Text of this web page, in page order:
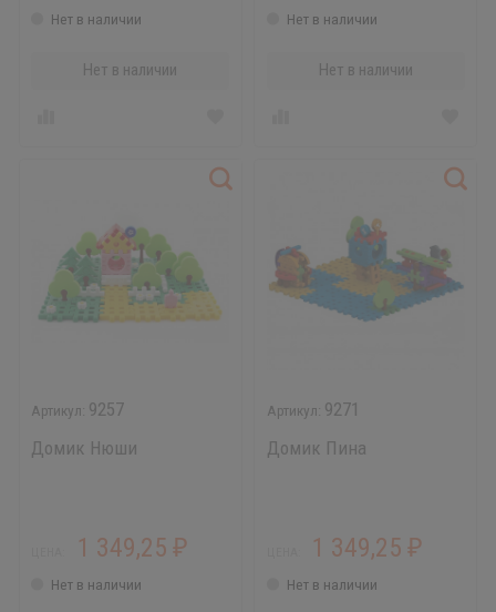
Нет в наличии
Нет в наличии
Нет в наличии
Нет в наличии
9257
Домик Нюши
1 349,25 ₽
Нет в наличии
9271
Домик Пина
1 349,25₽
Нет в наличии